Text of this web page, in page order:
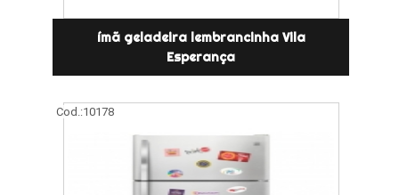
ímã geladeira lembrancinha Vila
Esperança
Cod.:10178